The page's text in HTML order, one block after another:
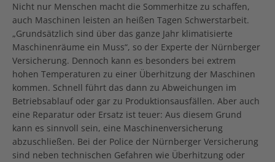
Nicht nur Menschen macht die Sommerhitze zu schaffen,
auch Maschinen leisten an heißen Tagen Schwerstarbeit.
„Grundsätzlich sind über das ganze Jahr klimatisierte
Maschinenräume ein Muss“, so der Experte der Nürnberger
Versicherung. Dennoch kann es besonders bei extrem
hohen Temperaturen zu einer Überhitzung der Maschinen
kommen. Schnell führt das dann zu Abweichungen im
Betriebsablauf oder gar zu Produktionsausfällen. Aber auch
eine Reparatur oder Ersatz ist teuer: Aus diesem Grund
kann es sinnvoll sein, eine Maschinenversicherung
abzuschließen. Bei der Police der Nürnberger Versicherung
sind neben technischen Gefahren wie Überhitzung oder